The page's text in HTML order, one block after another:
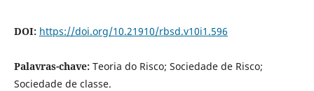
DOI: https://doi.org/10.21910/rbsd.v10i1.596
Palavras-chave: Teoria do Risco; Sociedade de Risco;
Sociedade de classe.